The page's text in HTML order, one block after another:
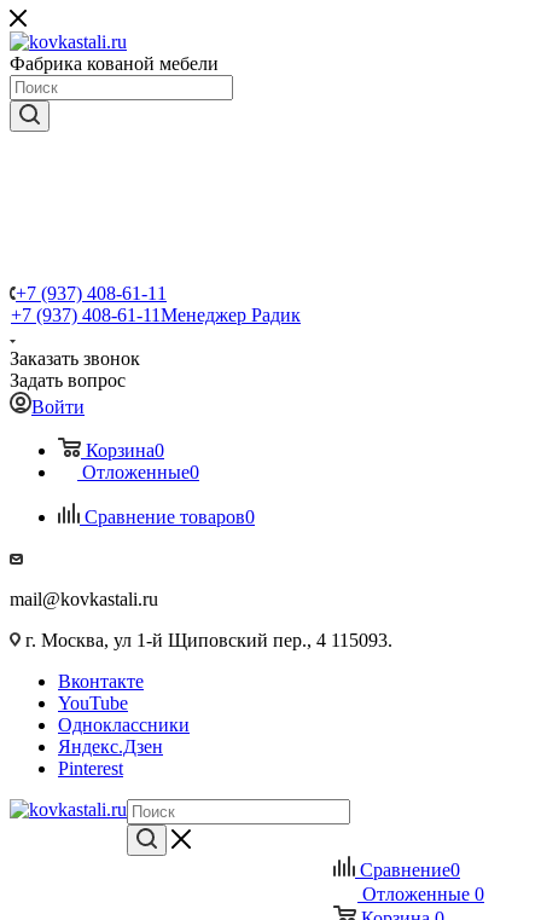
Фабрика кованой мебели
+7 (937) 408-61-11
+7 (937) 408-61-11Менеджер Радик
Заказать звонок
Задать вопрос
Войти
Корзина0
Отложенные0
Сравнение товаров0
mail@kovkastali.ru
г. Москва, ул 1-й Щиповский пер., 4 115093.
Вконтакте
YouTube
Одноклассники
Яндекс.Дзен
Pinterest
Сравнение0
Отложенные 0